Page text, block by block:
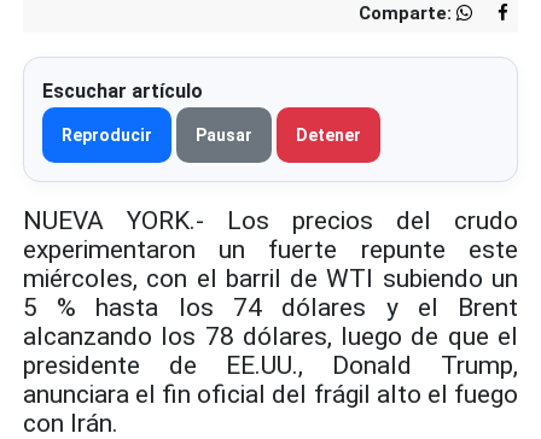
Comparte:
Escuchar artículo
Reproducir Pausar Detener
NUEVA YORK.- Los precios del crudo
experimentaron un fuerte repunte este
miércoles, con el barril de WTI subiendo un
5 % hasta los 74 dólares y el Brent
alcanzando los 78 dólares, luego de que el
presidente de EE.UU., Donald Trump,
anunciara el fin oficial del frágil alto el fuego
con Irán.